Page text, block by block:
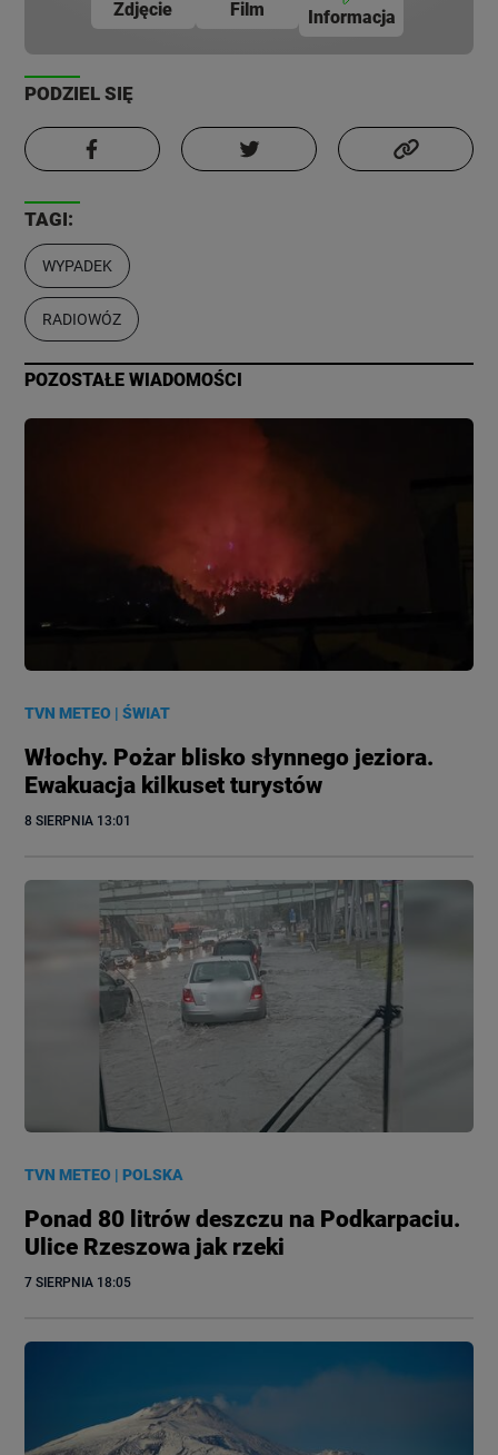
Zdjęcie Film Informacja
PODZIEL SIĘ
TAGI:
WYPADEK
RADIOWÓZ
POZOSTAŁE WIADOMOŚCI
TVN METEO |ŚWIAT
Włochy. Pożar blisko słynnego jeziora.
Ewakuacja kilkuset turystów
8 SIERPNIA 13:01
TVN METEO |POLSKA
Ponad 80 litrów deszczu na Podkarpaciu.
Ulice Rzeszowa jak rzeki
7 SIERPNIA 18:05